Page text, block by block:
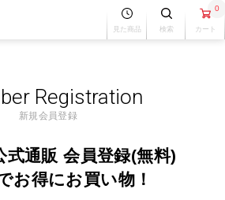
見た商品 検索
0
カート
Registration
新規会員登録
式通販 会員登録(無料)
お得にお買い物！